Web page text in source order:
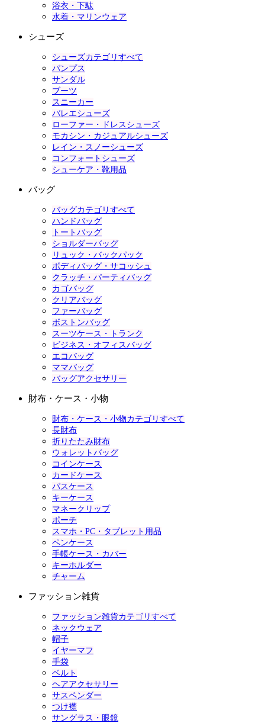
浴衣・下駄
水着・マリンウェア
シューズ
シューズカテゴリすべて
パンプス
サンダル
ブーツ
スニーカー
バレエシューズ
ローファー・ドレスシューズ
モカシン・カジュアルシューズ
レイン・スノーシューズ
コンフォートシューズ
シューケア・靴用品
バッグ
バッグカテゴリすべて
ハンドバッグ
トートバッグ
ショルダーバッグ
リュック・バックパック
ボディバッグ・サコッシュ
クラッチ・パーティバッグ
カゴバッグ
クリアバッグ
ファーバッグ
ボストンバッグ
スーツケース・トランク
ビジネス・オフィスバッグ
エコバッグ
ママバッグ
バッグアクセサリー
財布・ケース・小物
財布・ケース・小物カテゴリすべて
長財布
折りたたみ財布
ウォレットバッグ
コインケース
カードケース
パスケース
キーケース
マネークリップ
ポーチ
スマホ・PC・タブレット用品
ペンケース
手帳ケース・カバー
キーホルダー
チャーム
ファッション雑貨
ファッション雑貨カテゴリすべて
ネックウェア
帽子
イヤーマフ
手袋
ベルト
ヘアアクセサリー
サスペンダー
つけ襟
サングラス・眼鏡